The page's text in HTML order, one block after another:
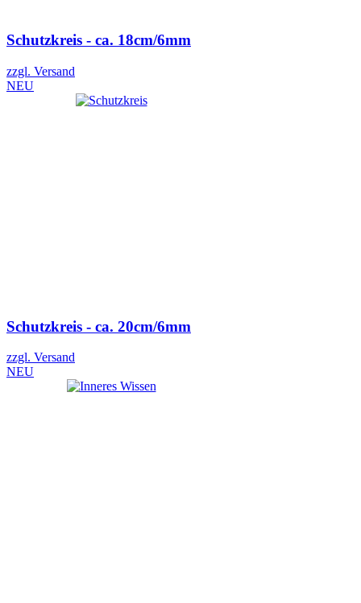
Schutzkreis - ca. 18cm/6mm
zzgl. Versand
NEU
Schutzkreis - ca. 20cm/6mm
zzgl. Versand
NEU